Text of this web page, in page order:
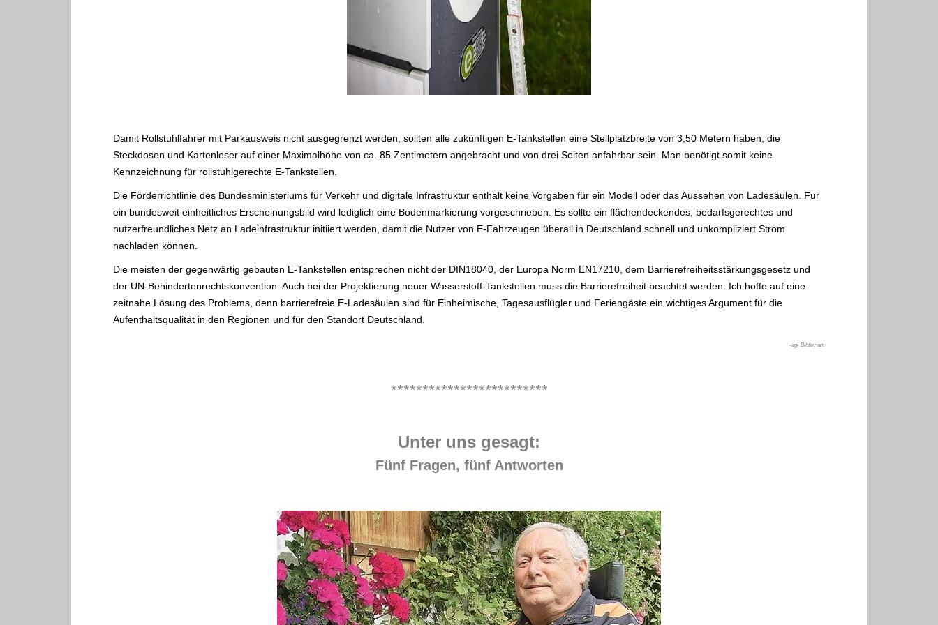
Damit Rollstuhlfahrer mit Parkausweis nicht ausgegrenzt werden, sollten alle zukünftigen E-Tankstellen eine Stellplatzbreite von 3,50 Metern haben, die
Steckdosen und Kartenleser auf einer Maximalhöhe von ca. 85 Zentimetern angebracht und von drei Seiten anfahrbar sein. Man benötigt somit keine
Kennzeichnung für rollstuhlgerechte E-Tankstellen.
Die Förderrichtlinie des Bundesministeriums für Verkehr und digitale Infrastruktur enthält keine Vorgaben für ein Modell oder das Aussehen von Ladesäulen. Für
ein bundesweit einheitliches Erscheinungsbild wird lediglich eine Bodenmarkierung vorgeschrieben. Es sollte ein flächendeckendes, bedarfsgerechtes und
nutzerfreundliches Netz an Ladeinfrastruktur initiiert werden, damit die Nutzer von E-Fahrzeugen überall in Deutschland schnell und unkompliziert Strom
nachladen können.
Die meisten der gegenwärtig gebauten E-Tankstellen entsprechen nicht der DIN18040, der Europa Norm EN17210, dem Barrierefreiheitsstärkungsgesetz und
der UN-Behindertenrechtskonvention. Auch bei der Projektierung neuer Wasserstoff-Tankstellen muss die Barrierefreiheit beachtet werden. Ich hoffe auf eine
zeitnahe Lösung des Problems, denn barrierefreie E-Ladesäulen sind für Einheimische, Tagesausflügler und Feriengäste ein wichtiges Argument für die
Aufenthaltsqualität in den Regionen und für den Standort Deutschland.
-ag- Bilder: am
*************************
Unter uns gesagt:
Fünf Fragen, fünf Antworten